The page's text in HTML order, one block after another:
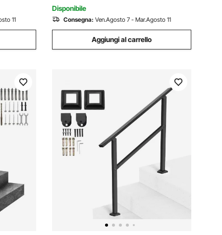
11
Disponibile
Consegna: Ven.Agosto 7 - Mar.Agosto 11
Aggiungi al carrello